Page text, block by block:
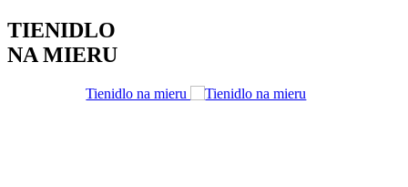
TIENIDLO
NA MIERU
Tienidlo na mieru